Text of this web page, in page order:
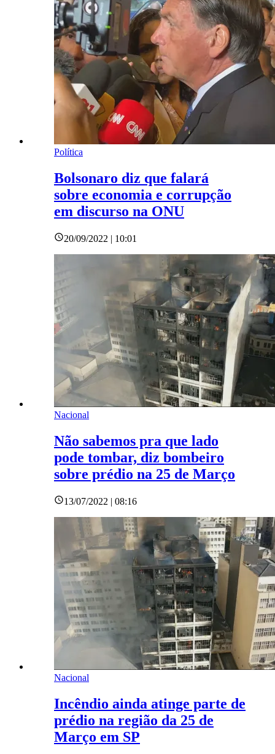
Política
Bolsonaro diz que falará
sobre economia e corrupção
em discurso na ONU
20/09/2022 | 10:01
Nacional
Não sabemos pra que lado
pode tombar, diz bombeiro
sobre prédio na 25 de Março
13/07/2022 | 08:16
Nacional
Incêndio ainda atinge parte de
prédio na região da 25 de
Março em SP